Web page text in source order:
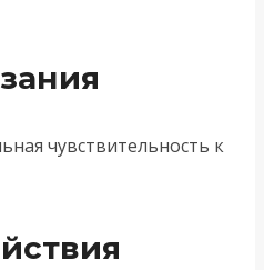
чувствительность к